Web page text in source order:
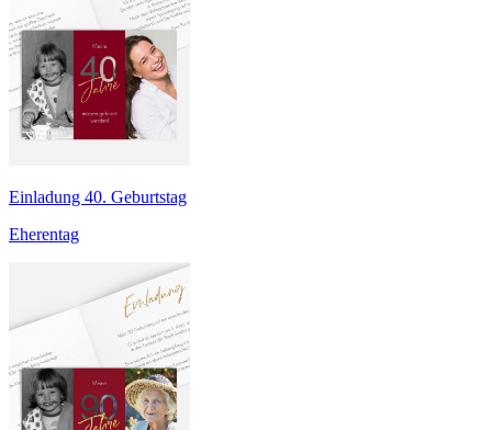
Einladung 40. Geburtstag
Eherentag